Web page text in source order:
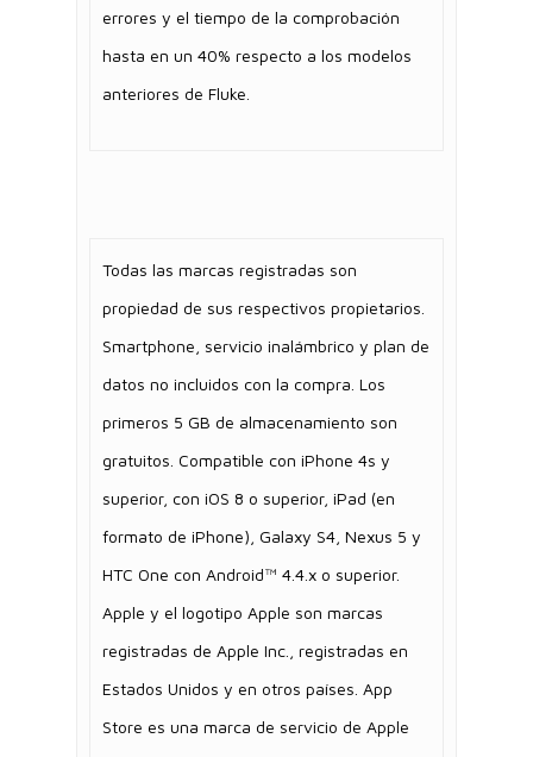
errores y el tiempo de la comprobación
hasta en un 40% respecto a los modelos
anteriores de Fluke.
Todas las marcas registradas son
propiedad de sus respectivos propietarios.
Smartphone, servicio inalámbrico y plan de
datos no incluidos con la compra. Los
primeros 5 GB de almacenamiento son
gratuitos. Compatible con iPhone 4s y
superior, con iOS 8 o superior, iPad (en
formato de iPhone), Galaxy S4, Nexus 5 y
HTC One con Android™ 4.4.x o superior.
Apple y el logotipo Apple son marcas
registradas de Apple Inc., registradas en
Estados Unidos y en otros países. App
Store es una marca de servicio de Apple